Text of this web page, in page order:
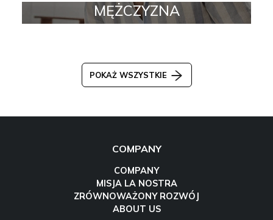
MĘŻCZYZNA
POKAŻ WSZYSTKIE
COMPANY
COMPANY
MISJA LA NOSTRA
ZRÓWNOWAŻONY ROZWÓJ
ABOUT US